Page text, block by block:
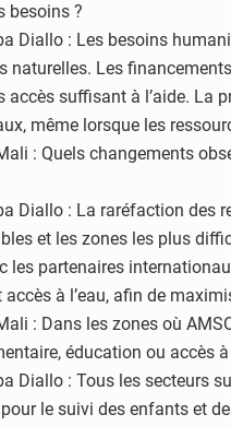
besoins ?
Diallo : Les besoins
naturelles. Les
accès suffisant à l’aide. La
même lorsque les
: Quels changements
Diallo : La raréfaction des
et les zones les plus
les partenaires
à l’eau, afin de
: Dans les zones où
éducation ou accès à
Diallo : Tous les secteurs
le suivi des enfants et